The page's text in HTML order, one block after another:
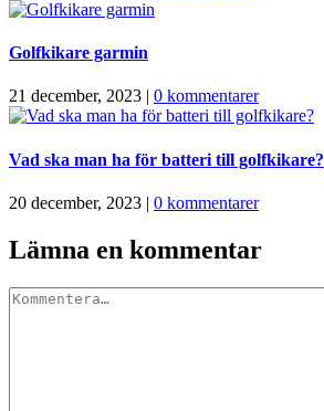
Golfkikare garmin
21 december, 2023 0 kommentarer
Vad ska man ha för batteri till golfkikare?
20 december, 2023 | 0 kommentarer
Lämna en kommentar
Kommentar